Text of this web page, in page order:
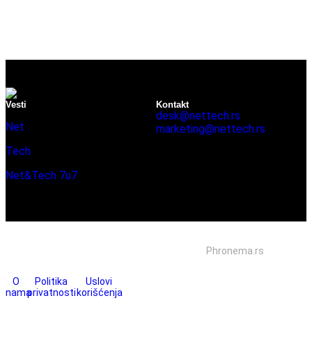
Vesti
Net
Tech
Net&Tech 7u7
Kontakt
desk@nettech.rs
marketing@nettech.rs
Phronema.rs
O
nama
Politika
privatnosti
Uslovi
korišćenja